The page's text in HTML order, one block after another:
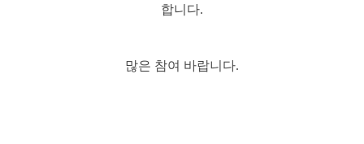
합니다.
많은 참여 바랍니다.